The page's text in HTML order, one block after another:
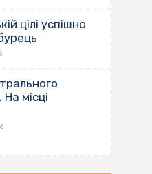
цілі успішно
місці